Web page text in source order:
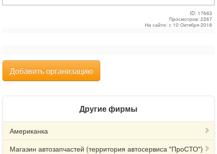
ID: 17663
Просмотров: 2267
На сайте: с 10 Октября 2016
Добавить организацию
Другие фирмы
Американка
Магазин автозапчастей (территория автосервиса "ПроСТО")